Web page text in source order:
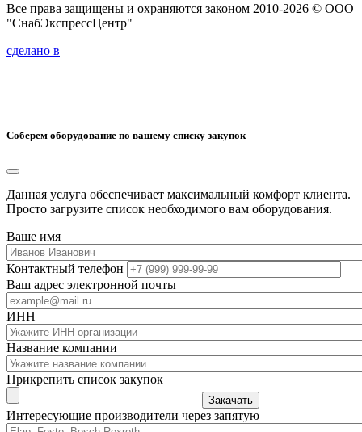
Все права защищены и охраняются законом 2010-2026 © ООО
"СнабЭкспрессЦентр"
сделано в
Соберем оборудование по вашему списку закупок
Данная услуга обеспечивает максимальный комфорт клиента.
Просто загрузите список необходимого вам оборудования.
Ваше имя
Контактный телефон
Ваш адрес электронной почты
ИНН
Название компании
Прикрепить список закупок
Закачать
Интересующие производители через запятую